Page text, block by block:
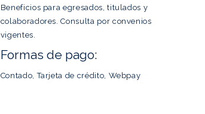
Beneficios para egresados, titulados y
colaboradores. Consulta por convenios
vigentes.
Formas de pago:
Contado, Tarjeta de crédito, Webpay